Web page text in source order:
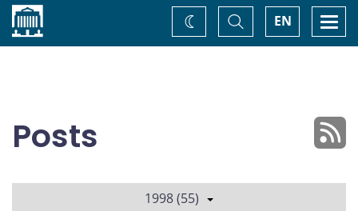
Accueil EN
Basculer
la
recherche
Changez
de
Posts
1998 (55)